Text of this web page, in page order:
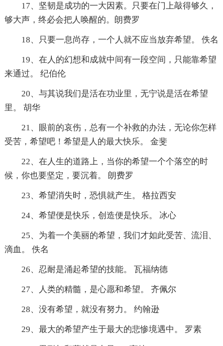
17、坚韧是成功的一大因素。只要在门上敲得够久，
够大声，终必会把人唤醒的。朗费罗
18、只要一息尚存，一个人就不应当放弃希望。 佚名
19、在人的幻想和成就中间有一段空间，只能靠希望
来通过。 纪伯伦
20、与其说我们是活在功业里，无宁说是活在希望
里。 胡华
21、眼前的哀伤，总有一个补救的办法，无论你怎样
受苦，希望吧！希望是人的最大快乐。 金斐
22、在人生的道路上，当你的希望一个个落空的时
候，你也要坚定，要沉着。 朗费罗
23、希望消失时，恐惧就产生。 格拉西安
24、希望便是快乐，创造便是快乐。 冰心
25、为着一个美丽的希望，我们才如此受苦、流泪、
滴血。 佚名
26、忍耐是涌起希望的技能。 瓦福纳德
27、人类的精髓，是心愿和希望。 齐佩尔
28、没有希望，就没有努力。 约翰逊
29、最大的希望产生于最大的悲惨境遇中。 罗素